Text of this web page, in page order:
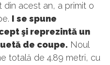
din acest an, a primit o
I se spune
şi reprezintă un
de coupe. Noul
totală de 4.89 metri, cu